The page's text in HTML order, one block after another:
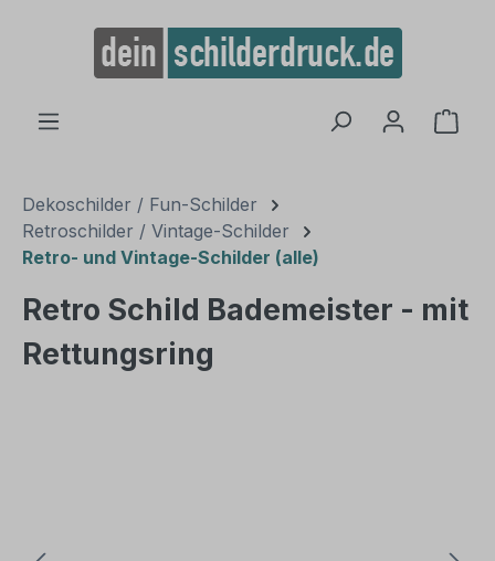
springen
Dekoschilder / Fun-Schilder
Retroschilder / Vintage-Schilder
Retro- und Vintage-Schilder (alle)
Retro Schild Bademeister - mit
Rettungsring